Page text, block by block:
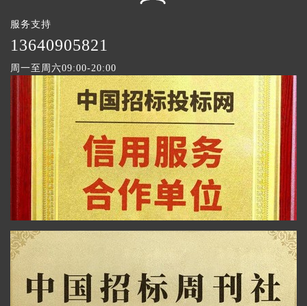
服务支持
1 3640905821
周一至周六09:00-20:00